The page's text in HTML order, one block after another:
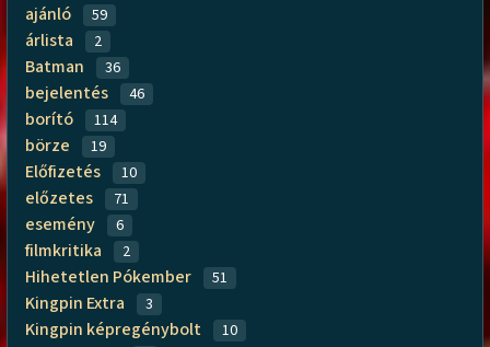
ajánló 59
árlista 2
Batman 36
bejelentés 46
borító 114
börze 19
Előfizetés 10
előzetes 71
esemény 6
filmkritika 2
Hihetetlen Pókember 51
Kingpin Extra 3
Kingpin képregénybolt 10